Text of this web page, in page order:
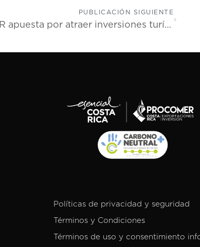
PUBLICACIÓN SIGUIENTE
FITUR 2025: PROCOMER apuesta por atraer inversiones turísticas sostenibles a Costa Rica
Políticas de privacidad y seguridad
Términos y Condiciones
Términos de uso y consentimiento